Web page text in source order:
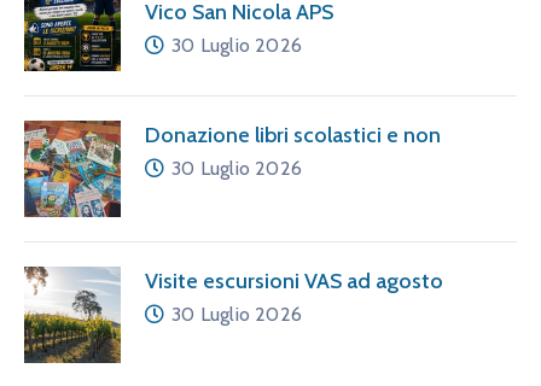
Vico San Nicola APS
30 Luglio 2026
Donazione libri scolastici e non
30 Luglio 2026
Visite escursioni VAS ad agosto
30 Luglio 2026